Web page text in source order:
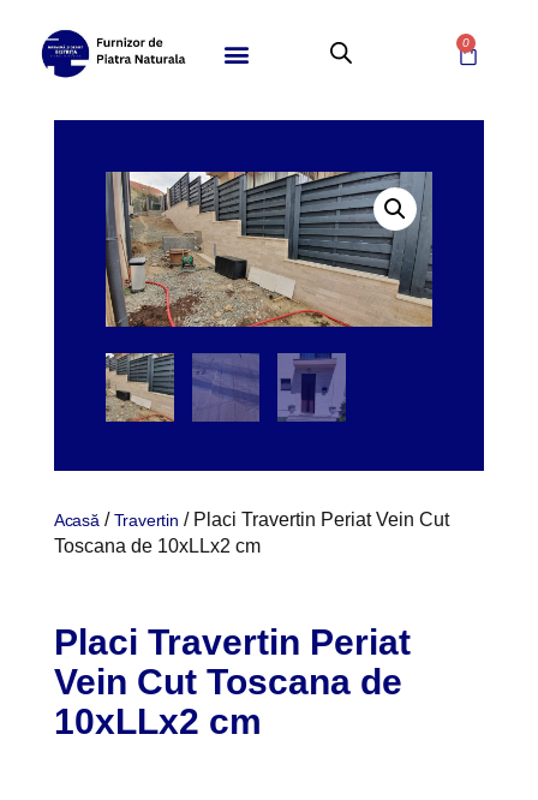
0
Acasă /Travertin / Placi Travertin Periat Vein Cut
Toscana de 10xLLx2 cm
Placi Travertin Periat
Vein Cut Toscana de
10xLLx2 cm